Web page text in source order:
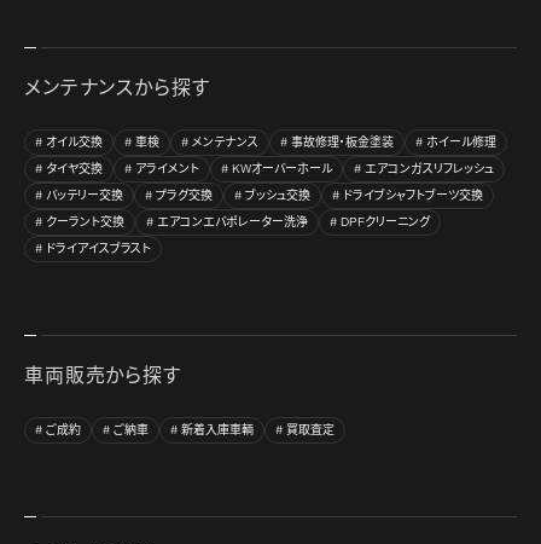
メンテナンスから探す
オイル交換 車検 メンテナンス 事故修理・板金塗装
ホイール修理
タイヤ交換
アライメント KWオーバーホール
エアコンガスリフレッシュ
バッテリー交換
プラグ交換 ブッシュ交換
ドライブシャフトブーツ交換
クーラント交換
エアコンエバポレーター洗浄
DPFクリーニング
ドライアイスブラスト
車両販売から探す
ご成約 ご納車 新着入庫車輌 買取査定